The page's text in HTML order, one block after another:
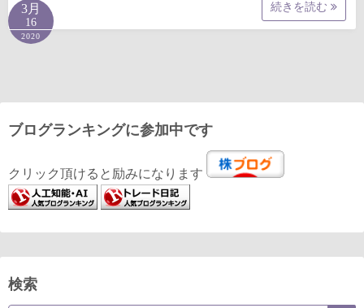
続きを読む
3月
16
2020
ブログランキングに参加中です
クリック頂けると励みになります
検索